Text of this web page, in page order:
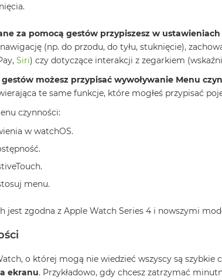
za pomocą gestów przypiszesz w
(np. do przodu, do tyłu, stuknięcie),
Siri) czy dotyczące interakcji z zegarkiem
możesz przypisać wywoływanie Menu
te same funkcje, które mogłeś przypisać
czynności:
w watchOS.
menu.
jest zgodna z Apple Watch Series 4 i nowszymi
o której mogą nie wiedzieć wszyscy są szybkie
ekranu. Przykładowo, gdy chcesz zatrzymać